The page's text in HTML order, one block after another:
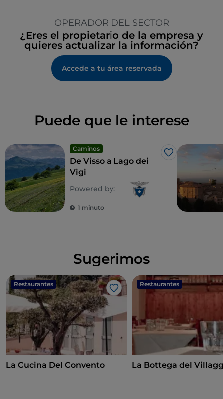
OPERADOR DEL SECTOR
¿Eres el propietario de la empresa y
quieres actualizar la información?
Accede a tu área reservada
Puede que le interese
Caminos
Me gusta
De Visso a Lago dei
Vigi
Powered by:
1 minuto
Sugerimos
Restaurantes
Me gusta
La Cucina Del Convento
Restaurantes
La Bottega del